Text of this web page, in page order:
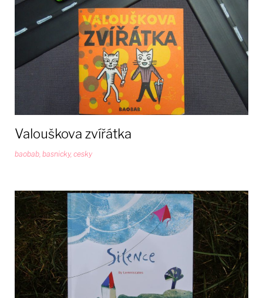
Valouškova zvířátka
baobab basnicky, cesky